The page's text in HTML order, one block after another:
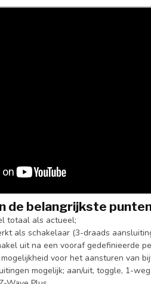
de belangrijkste
totaal als actueel;
als schakelaar (3-draads
uit na een vooraf gedefinieerde
voor het aansturen van
mogelijk; aan/uit, toggle, 1-